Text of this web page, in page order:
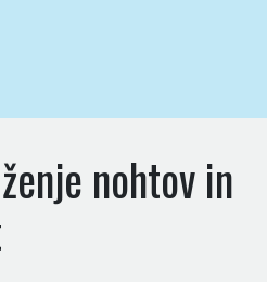
nohtov in